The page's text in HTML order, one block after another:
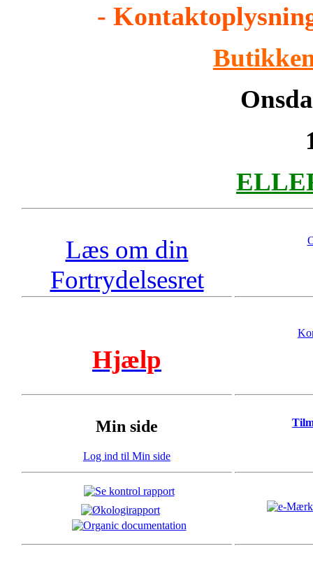
-
Læs om din
Fortrydelsesret
Hjælp
Min side
Log ind til Min side